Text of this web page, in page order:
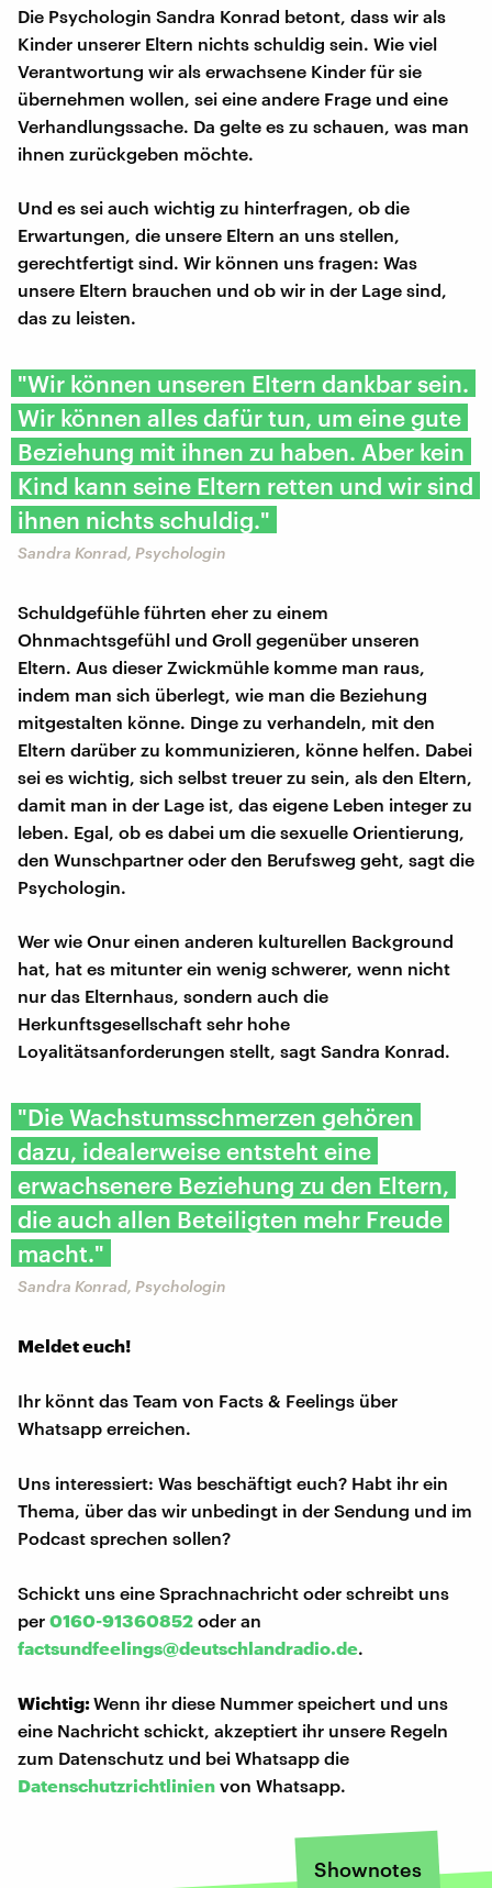
Die Psychologin Sandra Konrad betont, dass wir als
Kinder unserer Eltern nichts schuldig sein. Wie viel
Verantwortung wir als erwachsene Kinder für sie
übernehmen wollen, sei eine andere Frage und eine
Verhandlungssache. Da gelte es zu schauen, was man
ihnen zurückgeben möchte.
Und es sei auch wichtig zu hinterfragen, ob die
Erwartungen, die unsere Eltern an uns stellen,
gerechtfertigt sind. Wir können uns fragen: Was
unsere Eltern brauchen und ob wir in der Lage sind,
das zu leisten.
"Wir können unseren Eltern dankbar sein.
Wir können alles dafür tun, um eine gute
Beziehung mit ihnen zu haben. Aber kein
Kind kann seine Eltern retten und wir sind
ihnen nichts schuldig."
Sandra Konrad, Psychologin
Schuldgefühle führten eher zu einem
Ohnmachtsgefühl und Groll gegenüber unseren
Eltern. Aus dieser Zwickmühle komme man raus,
indem man sich überlegt, wie man die Beziehung
mitgestalten könne. Dinge zu verhandeln, mit den
Eltern darüber zu kommunizieren, könne helfen. Dabei
sei es wichtig, sich selbst treuer zu sein, als den Eltern,
damit man in der Lage ist, das eigene Leben integer zu
leben. Egal, ob es dabei um die sexuelle Orientierung,
den Wunschpartner oder den Berufsweg geht, sagt die
Psychologin.
Wer wie Onur einen anderen kulturellen Background
hat, hat es mitunter ein wenig schwerer, wenn nicht
nur das Elternhaus, sondern auch die
Herkunftsgesellschaft sehr hohe
Loyalitätsanforderungen stellt, sagt Sandra Konrad.
"Die Wachstumsschmerzen gehören
dazu, idealerweise entsteht eine
erwachsenere Beziehung zu den Eltern,
die auch allen Beteiligten mehr Freude
macht."
Sandra Konrad, Psychologin
Meldet euch!
Ihr könnt das Team von Facts & Feelings über
Whatsapp erreichen.
Uns interessiert: Was beschäftigt euch? Habt ihr ein
Thema, über das wir unbedingt in der Sendung und im
Podcast sprechen sollen?
Schickt uns eine Sprachnachricht oder schreibt uns
per 0160-91360852 oder an
factsundfeelings@deutschlandradio.de.
Wichtig:Wenn ihr diese Nummer speichert und uns
eine Nachricht schickt, akzeptiert ihr unsere Regeln
zum Datenschutz und bei Whatsapp die
Datenschutzrichtlinien von Whatsapp.
Shownotes